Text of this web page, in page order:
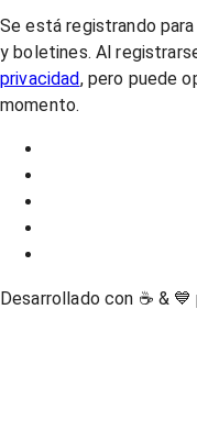
Se está registrando
y boletines. Al
privacidad, pero puede
momento.
Desarrollado con ☕ & 💙